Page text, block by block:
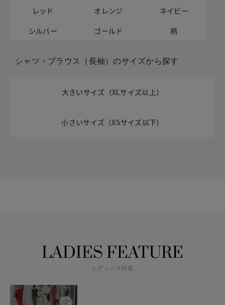
レッド
オレンジ
ネイビー
シルバー
ゴールド 柄
シャツ・ブラウス（長袖）のサイズから探す
大きいサイズ（XLサイズ以上）
小さいサイズ（XSサイズ以下）
LADIES FEATURE
レディース特集